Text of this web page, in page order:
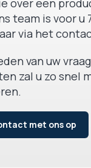
over een
team is voor u
via het
van uw
zal u zo snel
met ons op